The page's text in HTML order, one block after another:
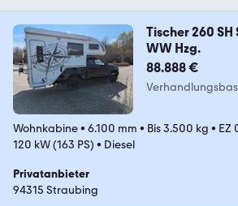
Tischer 260 SH
WW Hzg.
88.888 €
Wohnkabine• 6.100 mm • Bis 3.500 kg • EZ
120 kW (163 PS) • Diesel
Privatanbieter
94315 Straubing